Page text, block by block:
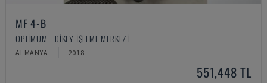
MF 4-B
OPTIMUM - DIKEY İŞLEME MERKEZI
ALMANYA 2018
551,448 TL